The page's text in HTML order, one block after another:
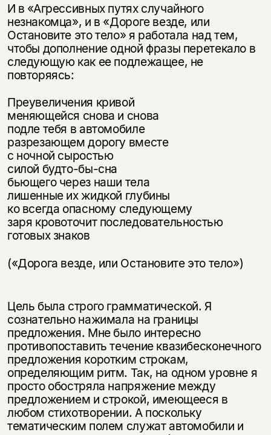
И в «Агрессивных путях случайного
незнакомца», и в «Дороге везде, или
Остановите это тело» я работала над тем,
чтобы дополнение одной фразы перетекало в
следующую как ее подлежащее, не
повторяясь:
Преувеличения кривой
меняющейся снова и снова
подле тебя в автомобиле
разрезающем дорогу вместе
с ночной сыростью
силой будто-бы-сна
бьющего через наши тела
лишенные их жидкой глубины
ко всегда опасному следующему
заря кровоточит последовательностью
готовых знаков
(«Дорога везде, или Остановите это тело»)
Цель была строго грамматической. Я
сознательно нажимала на границы
предложения. Мне было интересно
противопоставить течение квазибесконечного
предложения коротким строкам,
определяющим ритм. Так, на одном уровне я
просто обостряла напряжение между
предложением и строкой, имеющееся в
любом стихотворении. А поскольку
тематическим полем служат автомобили и
Подписка на рассылку
Раз в неделю мы отправляем рассылку
о книгах и событиях «НЛО».
За подписку дарим промокод на
скидку 15%
нет в продаже.
Вы можете подписаться на
уведомления, и при поступлении книги
на склад получить письмо на указанный
электронный адрес.
Эта книга
не предназначена для
несовершеннолетних